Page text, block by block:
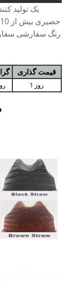
رنگ سفارشی
قیمت گذاری
1 1 روز